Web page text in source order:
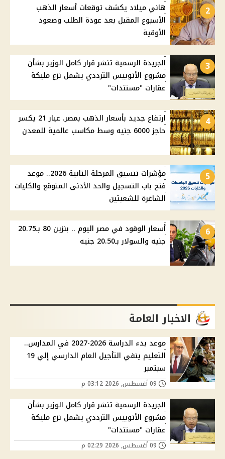
2
هاني ميلاد يكشف توقعات أسعار الذهب
الأسبوع المقبل بعد عودة الطلب وصعود
الأوقية
3
الجريدة الرسمية تنشر قرار كامل الوزير بشأن
مشروع الأتوبيس الترددي يشمل نزع مليكة
عقارات "مستندات"
4
ارتفاع جديد بأسعار الذهب بمصر. عيار 21 يكسر
حاجز 6000 جنيه وسط مكاسب عالمية للمعدن
5
مؤشرات تنسيق المرحلة الثانية 2026.. موعد
فتح باب التسجيل والحد الأدنى المتوقع والكليات
الشاغرة للشعبتين
6
أسعار الوقود في مصر اليوم .. بنزين 80 بـ20.75
جنيه والسولار بـ20.50 جنيه
الاخبار العامة
موعد بدء الدراسة 2026-2027 في المدارس..
التعليم ينفي التأجيل العام الدارسي إلي 19
سبتمبر
الجريدة الرسمية تنشر قرار كامل الوزير بشأن
مشروع الأتوبيس الترددي يشمل نزع مليكة
عقارات "مستندات"